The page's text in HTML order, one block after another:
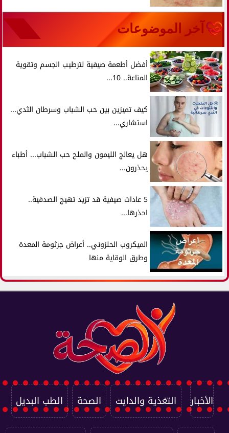
آخر الموضوعات
أفضل أطعمة صيفية لترطيب الجسم وتقوية
المناعة.. 10...
كيف تميزين بين حب الشباب وسرطان الثدي...
استشاري...
هل يعالج الليمون والملح حب الشباب... أطباء
يحذرون...
5 عادات صيفية قد تزيد تهيج الصدفية..
احذرها...
الميكروب الحلزوني.. أعراض جرثومة المعدة
وطرق الوقاية منها
الأخبار التغذية والدايت الصحة الطب البديل